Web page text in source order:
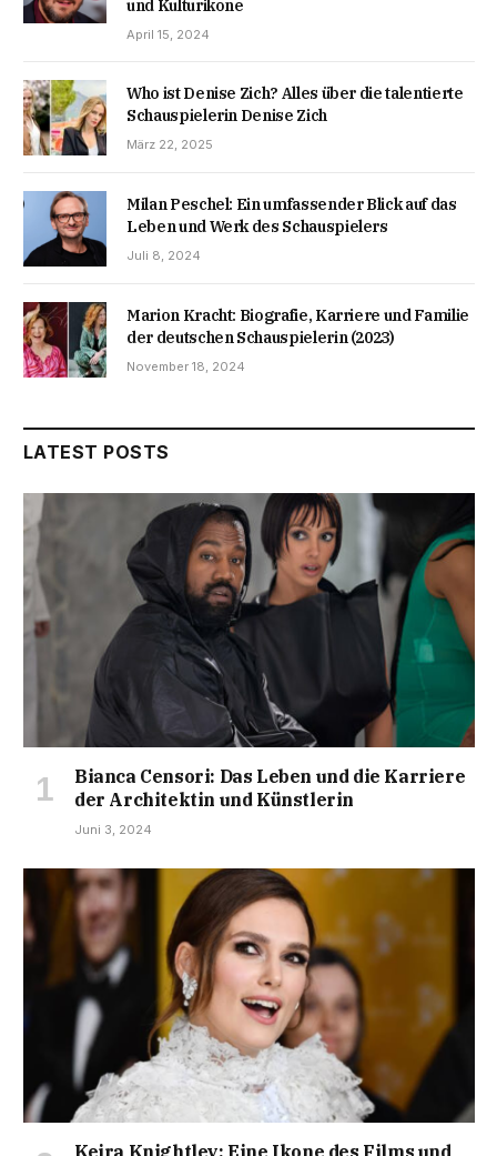
und Kulturikone
April 15, 2024
Who ist Denise Zich? Alles über die talentierte
Schauspielerin Denise Zich
März 22, 2025
Milan Peschel: Ein umfassender Blick auf das
Leben und Werk des Schauspielers
Juli 8, 2024
Marion Kracht: Biografie, Karriere und Familie
der deutschen Schauspielerin (2023)
November 18, 2024
LATEST POSTS
Bianca Censori: Das Leben und die Karriere
der Architektin und Künstlerin
Juni 3, 2024
Keira Knightley: Eine Ikone des Films und